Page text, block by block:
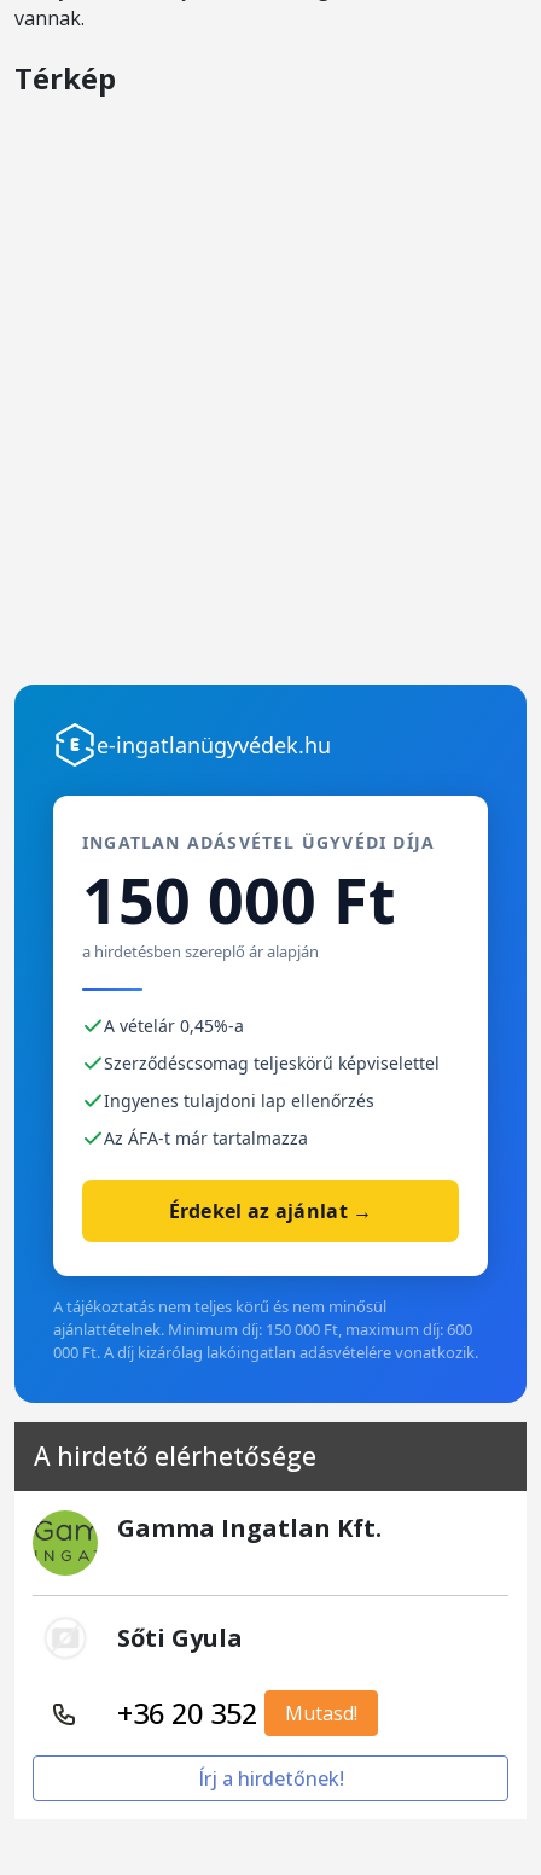
vannak.
Térkép
e-ingatlanügyvédek.hu
INGATLAN ADÁSVÉTEL ÜGYVÉDI DÍJA
150 000 Ft
a hirdetésben szereplő ár alapján
A vételár 0,45%-a
Szerződéscsomag teljeskörű képviselettel
Ingyenes tulajdoni lap ellenőrzés
Az ÁFA-t már tartalmazza
Érdekel az ajánlat →
A tájékoztatás nem teljes körű és nem minősül
ajánlattételnek. Minimum díj: 150 000 Ft, maximum díj: 600
000 Ft. A díj kizárólag lakóingatlan adásvételére vonatkozik.
A hirdető elérhetősége
Gamma Ingatlan Kft.
Sőti Gyula
+36 20 352 Mutasd!
Írj a hirdetőnek!